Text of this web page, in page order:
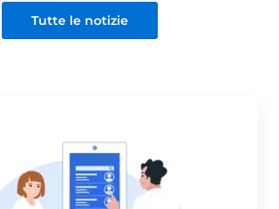
Tutte le notizie